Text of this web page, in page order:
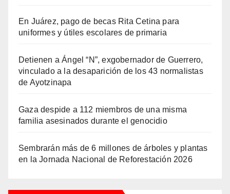
En Juárez, pago de becas Rita Cetina para
uniformes y útiles escolares de primaria
Detienen a Ángel “N”, exgobernador de Guerrero,
vinculado a la desaparición de los 43 normalistas
de Ayotzinapa
Gaza despide a 112 miembros de una misma
familia asesinados durante el genocidio
Sembrarán más de 6 millones de árboles y plantas
en la Jornada Nacional de Reforestación 2026